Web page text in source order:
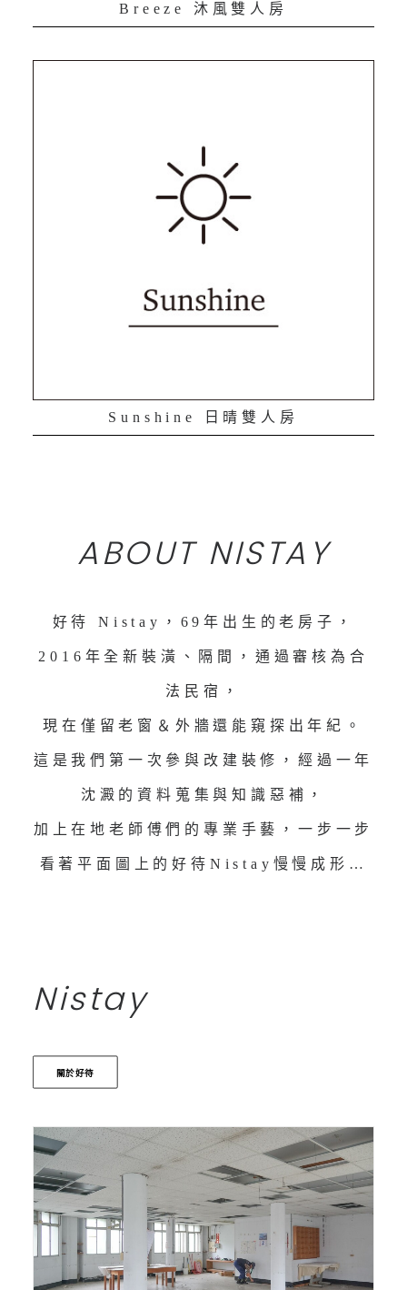
Breeze 沐風雙人房
Sunshine 日晴雙人房
ABOUT NISTAY
好待 Nistay，69年出生的老房子，
2016年全新裝潢、隔間，通過審核為合
法民宿，
現在僅留老窗＆外牆還能窺探出年紀。
這是我們第一次參與改建裝修，經過一年
沈澱的資料蒐集與知識惡補，
加上在地老師傅們的專業手藝，一步一步
看著平面圖上的好待Nistay慢慢成形…
Nistay
關於好待